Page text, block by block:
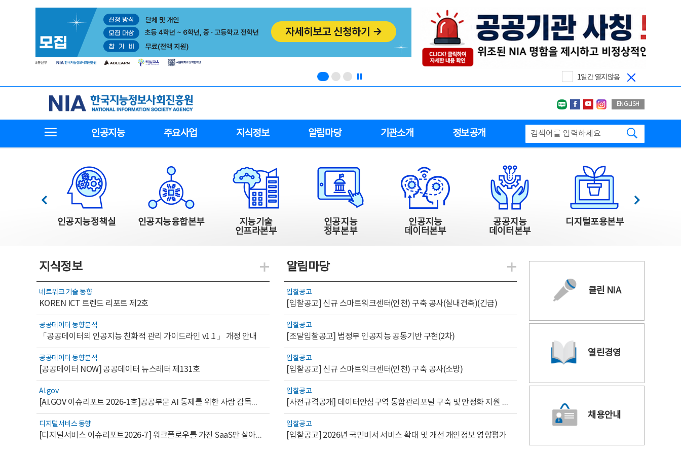
1일간 열지않음
한국지능정보사회진흥원
네이버블로그
페이스북
유투브인스타그랩
ENGLISH
인공지능 주요사업 지식정보 알림마당 기관소개 정보공개
한국지능정보사회진흥원 주요사업
인공지능정책실 인공지능융합본부
지능기술
인프라본부
인공지능
정부본부
인공지능
데이터본부
공공지능
데이터본부
디지털포용본부
이전 다음
지식정보
네트워크 기술 동향
KOREN ICT 트렌드 리포트 제2호
공공데이터 동향분석
「공공데이터의 인공지능 친화적 관리 가이드라인 v1.1」 개정 안내
공공데이터 동향분석
[공공데이터 NOW] 공공데이터 뉴스레터 제131호
AI.gov
[AI.GOV 이슈리포트 2026-1호]공공부문 AI 통제를 위한 사람 감독의 해외 사례 분석 및 시사점
디지털서비스 동향
[디지털서비스 이슈리포트2026-7] 워크플로우를 가진 SaaS만 살아남는다
지식관련 더보기
알림마당
입찰공고
[입찰공고] 신규 스마트워크센터(인천) 구축 공사(실내건축)(긴급)
입찰공고
[조달입찰공고] 범정부 인공지능 공통기반 구현(2차)
입찰공고
[입찰공고] 신규 스마트워크센터(인천) 구축 공사(소방)
입찰공고
[사전규격공개] 데이터안심구역 통합관리포털 구축 및 안정화 지원 사업 위탁감리
입찰공고
[입찰공고] 2026년 국민비서 서비스 확대 및 개선 개인정보 영향평가
알림관련 더보기
클린 NIA
열린경영
채용안내